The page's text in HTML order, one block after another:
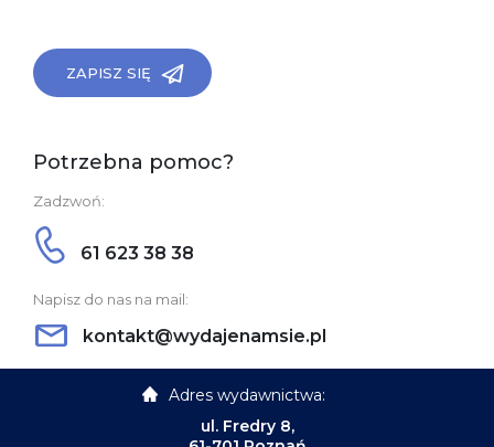
ZAPISZ SIĘ
Potrzebna pomoc?
Zadzwoń:
61 623 38 38
Napisz do nas na mail:
kontakt@wydajenamsie.pl
Adres wydawnictwa:
ul. Fredry 8,